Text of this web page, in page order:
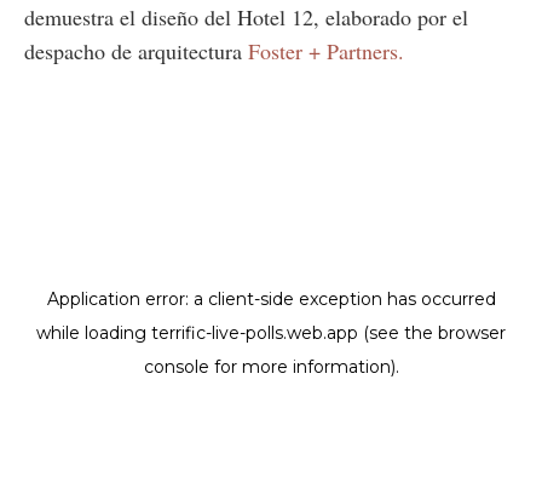
demuestra el diseño del Hotel 12, elaborado por el
despacho de arquitectura Foster + Partners.